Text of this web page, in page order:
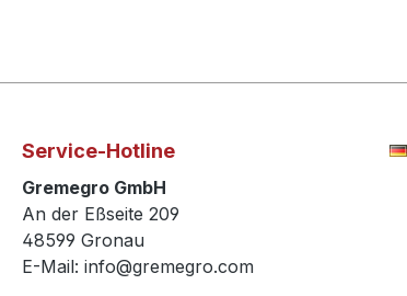
Service-Hotline
Gremegro GmbH
An der Eßseite 209
48599 Gronau
E-Mail: info@gremegro.com